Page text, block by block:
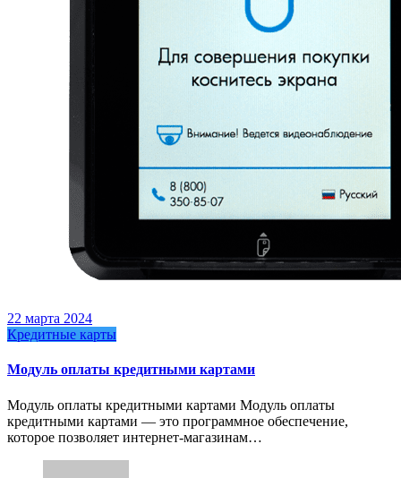
22 марта 2024
Кредитные карты
Модуль оплаты кредитными картами
Модуль оплаты кредитными картами Модуль оплаты
кредитными картами — это программное обеспечение,
которое позволяет интернет-магазинам…